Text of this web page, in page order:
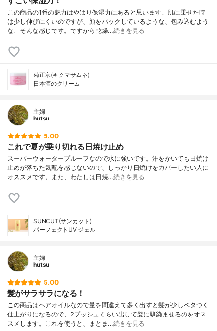
この商品の1番の魅力はやはり保湿力にあると思います。肌に乗せた時
は少し伸びにくいのですが、顔をパックしているような、包み込むよう
な、そんな感じです。ですから乾燥…続きを見る
菊正宗(キクマサムネ)
日本酒のクリーム
主婦
hutsu
5.00
これで夏が乗り切れる日焼け止め
スーパーウォータープルーフなので水に強いです。汗をかいても日焼け
止めが落ちた気配を感じないので、しっかり日焼けをカバーしたい人に
オススメです。また、わたしは日焼…続きを見る
SUNCUT(サンカット)
パーフェクトUV ジェル
主婦
hutsu
5.00
髪がサラサラになる！
この商品はヘアオイルなので量を間違えて多く出すと髪が少しベタつく
仕上がりになるので、2プッシュくらい出して髪に馴染ませるのをオス
スメします。これを使うと、まとま…続きを見る